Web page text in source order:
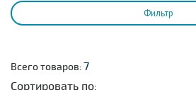
Фильтр
Всего товаров:7
Сортировать по: